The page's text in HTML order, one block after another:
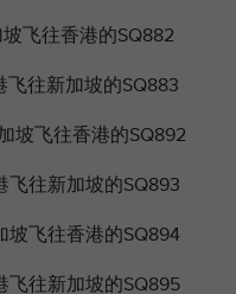
飞往香港的SQ882
往新加坡的SQ883
飞往香港的SQ892
往新加坡的SQ893
飞往香港的SQ894
往新加坡的SQ895